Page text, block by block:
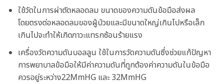
ใช้วัดในการผ่าตัดหลอดลม ขนาดของความดันข้อมือส่งผล
โดยตรงต่อหลอดลมของผู้ป่วยและมีขนาดใหญ่เกินไปหรือเล็ก
เกินไปจะทำให้เกิดภาวะแทรกซ้อนร้ายแรง
เครื่องวัดความดันบอลลูน ใช้ในการวัดความดันซึ่งช่วยแก้ปัญหา
การพยาบาลข้อมือให้มีค่าความดันที่ถูกต้องค่าความดันในข้อมือ
ควรอยู่ระหว่าง22MmHG และ 32MmHG